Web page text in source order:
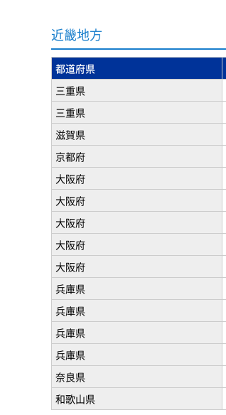
近畿地方
都道府県
三重県
三重県
滋賀県
京都府
大阪府
大阪府
大阪府
大阪府
大阪府
兵庫県
兵庫県
兵庫県
兵庫県
奈良県
和歌山県